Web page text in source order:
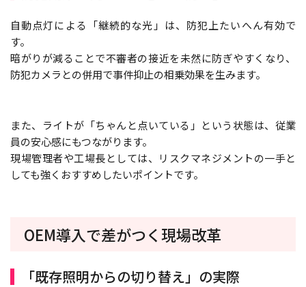
自動点灯による「継続的な光」は、防犯上たいへん有効で
す。
暗がりが減ることで不審者の接近を未然に防ぎやすくなり、
防犯カメラとの併用で事件抑止の相乗効果を生みます。
また、ライトが「ちゃんと点いている」という状態は、従業
員の安心感にもつながります。
現場管理者や工場長としては、リスクマネジメントの一手と
しても強くおすすめしたいポイントです。
OEM導入で差がつく現場改革
「既存照明からの切り替え」の実際